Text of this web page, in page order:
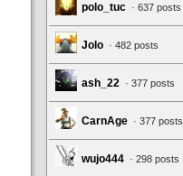
polo_tuc · 637 posts
Jolo · 482 posts
ash_22 · 377 posts
CarnAge · 377 posts
wujo444 · 298 posts